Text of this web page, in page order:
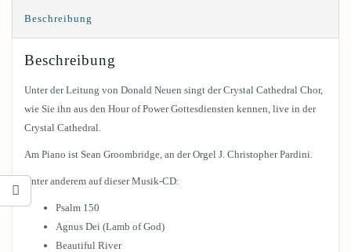
Beschreibung
Beschreibung
Unter der Leitung von Donald Neuen singt der Crystal Cathedral Chor,
wie Sie ihn aus den Hour of Power Gottesdiensten kennen, live in der
Crystal Cathedral.
Am Piano ist Sean Groombridge, an der Orgel J. Christopher Pardini.
Unter anderem auf dieser Musik-CD:
Psalm 150
Agnus Dei (Lamb of God)
Beautiful River